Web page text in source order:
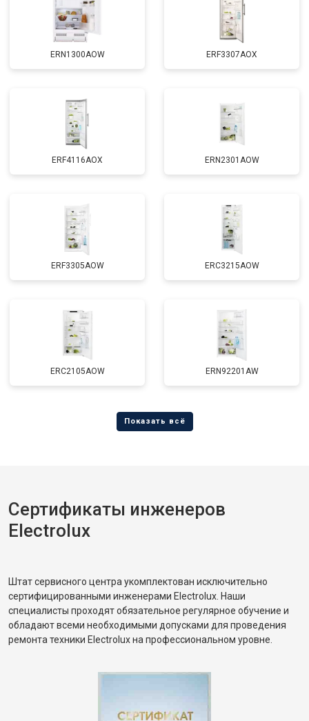
ERN1300AOW ERF3307AOX
ERF4116AOX ERN2301AOW
ERF3305AOW ERC3215AOW
ERC2105AOW ERN92201AW
Сертификаты инженеров
Electrolux
Штат сервисного центра укомплектован исключительно
сертифицированными инженерами Electrolux. Наши
специалисты проходят обязательное регулярное обучение и
обладают всеми необходимыми допусками для проведения
ремонта техники Electrolux на профессиональном уровне.